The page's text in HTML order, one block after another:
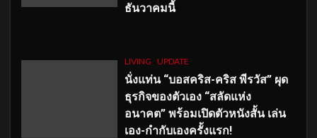
ธันวาคมนี้
LIVING UPDATE
นั่งแท่น “บอสคริส-คริส พีรวัส” ผุด
ธุรกิจของตัวเอง “สลัดแห่ง
อนาคต” พร้อมเปิดตัวหนังสั้น เล่น
เอง-กำกับเองครั้งแรก!